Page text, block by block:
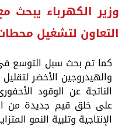
وزير الكهرباء
التعاون لتشغيل محطات
كما تم بحث سبل التوسع
والهيدروجين الأخضر
الناتجة عن الوقود
على خلق قيم جديدة من
الإنتاجية وتلبية النمو